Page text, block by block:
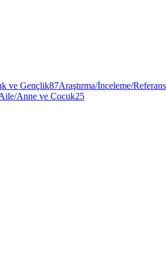
ve Gençlik87Araştırma/İnceleme/Referans
Anne ve Çocuk25